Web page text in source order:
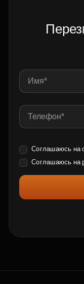
Соглашаюсь на
Соглашаюсь на